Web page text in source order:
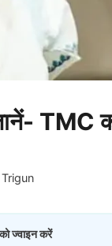
TMC को
ज्वाइन करें